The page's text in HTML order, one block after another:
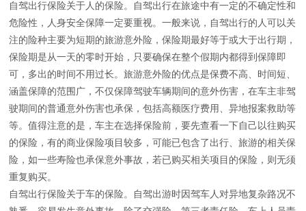
自驾出行保险关于人的保险。自驾出行在旅途中有一定的不确定性和
危险性，人身安全保障一定要重视。一般来说，自驾出行的人可以关
注的险种主要为短期的旅游意外险，保险期最好等于或大于出行期，
保险期是从一天的零时开始，只要确保在整个假期内都得到保障即
可，多出的时间不用过长。旅游意外险的优点是保费不高、时间短、
涵盖保障的范围广，不仅保障驾驶车辆期间的意外伤害，在车主非驾
驶期间的普通意外伤害也承保，包括高额医疗费用、异地报案救助等
等。值得注意的是，车主在选择保险前，要先查看一下自己以往购买
的保险，有的商业保险项目较多，可能已包含了出行、旅游的相关保
险，如一些寿险也承保意外事故，若已购买相关项目的保险，则无须
重复购买。
自驾出行保险关于车的保险。自驾出游时因驾车人对异地复杂路况不